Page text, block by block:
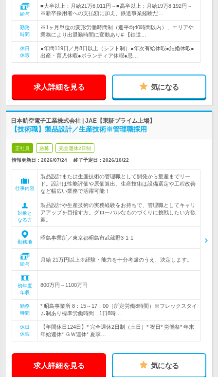
給与
■大卒以上：月給21万6,011円～■高卒以上：月給19万8,192円～
※新卒採用者への支払額に加え、鉄道事業経験だ…
勤務
時間
※1ヶ月単位の変形労働時間制（週平均40時間以内）、エリアや
業務により出退勤時間に変動あり# 【鉄道…
休日
休暇
●年間119日／月8日以上（シフト制）●年次有給休暇●結婚休暇●
出産・育児休暇●ボランティア休暇●忌…
求人詳細を見る 気になる
日本航空電子工業株式会社 | JAE【東証プライム上場】
【技術職】製品設計／生産技術※管理職採用
正社員 急募 完全週休2日制
情報更新日：2026/07/24 終了予定日： 2026/10/22
仕事内容
製品設計または生産技術の管理職として開発から量産までリー
ド。設計は性能評価や原価算出、生産技術は設備選定や工程改善
など幅広い業務で活躍可能！
対象と
なる方
製品設計や生産技術の実務経験をお持ちで、管理職としてキャリ
アアップを目指す方。グローバルなものづくりに挑戦したい方歓
迎。
勤務地
昭島事業所／東京都昭島市武蔵野3-1-1
給与
月給 21万円以上※経験・能力を十分考慮のうえ、決定します。
初年度
年収
800万円～1100万円
勤務
時間
* 昭島事業所 8：15～17：00（所定労働8時間）※フレックスタイ
ム制あり標準労働時間 1日8時…
休日
休暇
【年間休日124日】* 完全週休2日制（土日）* 祝日* 労働祭* 年末
年始連休* ＧＷ連休* 夏季…
求人詳細を見る 気になる